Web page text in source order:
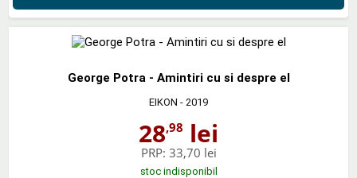
George Potra - Amintiri cu si despre el
EIKON - 2019
28,98 lei
PRP: 33,70 lei
stoc indisponibil